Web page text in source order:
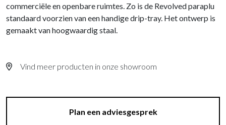
commerciële en openbare ruimtes. Zo is de Revolved paraplu
standaard voorzien van een handige drip-tray. Het ontwerp is
gemaakt van hoogwaardig staal.
Vind meer producten in onze showroom
Plan een adviesgesprek